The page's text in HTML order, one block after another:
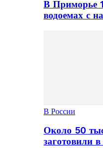
В Приморье
водоемах с
В России
Около 50
заготовили